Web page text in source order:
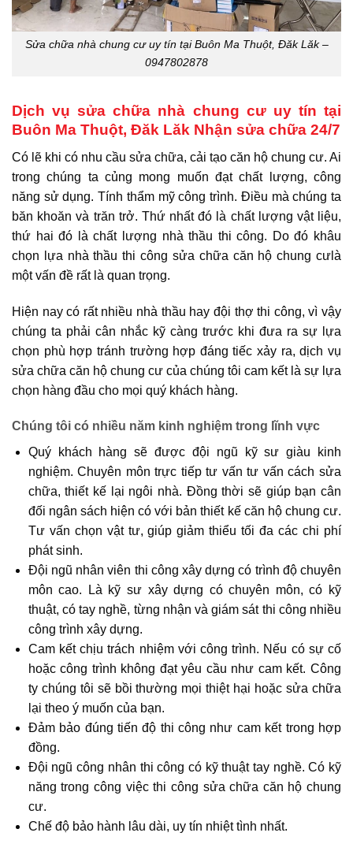
Sửa chữa nhà chung cư uy tín tại Buôn Ma Thuột, Đăk Lăk –
0947802878
Dịch vụ sửa chữa nhà chung cư uy tín tại
Buôn Ma Thuột, Đăk Lăk Nhận sửa chữa 24/7
Có lẽ khi có nhu cầu sửa chữa, cải tạo căn hộ chung cư. Ai
trong chúng ta củng mong muốn đạt chất lượng, công
năng sử dụng. Tính thẩm mỹ công trình. Điều mà chúng ta
băn khoăn và trăn trở. Thứ nhất đó là chất lượng vật liệu,
thứ hai đó là chất lượng nhà thầu thi công. Do đó khâu
chọn lựa nhà thầu thi công sửa chữa căn hộ chung cư là
một vấn đề rất là quan trọng.
Hiện nay có rất nhiều nhà thầu hay đội thợ thi công, vì vậy
chúng ta phải cân nhắc kỹ càng trước khi đưa ra sự lựa
chọn phù hợp tránh trường hợp đáng tiếc xảy ra, dịch vụ
sửa chữa căn hộ chung cư của chúng tôi cam kết là sự lựa
chọn hàng đầu cho mọi quý khách hàng.
Chúng tôi có nhiều năm kinh nghiệm trong lĩnh vực
Quý khách hàng sẽ được đội ngũ kỹ sư giàu kinh
nghiệm. Chuyên môn trực tiếp tư vấn tư vấn cách sửa
chữa, thiết kế lại ngôi nhà. Đồng thời sẽ giúp bạn cân
đối ngân sách hiện có với bản thiết kế căn hộ chung cư.
Tư vấn chọn vật tư, giúp giảm thiểu tối đa các chi phí
phát sinh.
Đội ngũ nhân viên thi công xây dựng có trình độ chuyên
môn cao. Là kỹ sư xây dựng có chuyên môn, có kỹ
thuật, có tay nghề, từng nhận và giám sát thi công nhiều
công trình xây dựng.
Cam kết chịu trách nhiệm với công trình. Nếu có sự cố
hoặc công trình không đạt yêu cầu như cam kết. Công
ty chúng tôi sẽ bồi thường mọi thiệt hại hoặc sửa chữa
lại theo ý muốn của bạn.
Đảm bảo đúng tiến độ thi công như cam kết trong hợp
đồng.
Đội ngũ công nhân thi công có kỹ thuật tay nghề. Có kỹ
năng trong công việc thi công sửa chữa căn hộ chung
cư.
Chế độ bảo hành lâu dài, uy tín nhiệt tình nhất.